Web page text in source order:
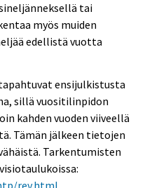
tai
myös muiden
edellistä vuotta
ensijulkistusta
sillä vuositilinpidon
kahden vuoden viiveellä
Tämän jälkeen tietojen
Tarkentumisten